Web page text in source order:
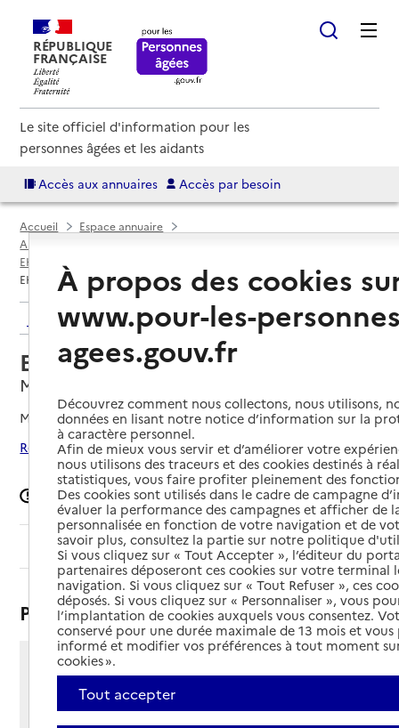
RÉPUBLIQUE
FRANÇAISE
Le site officiel d'information pour les
personnes âgées et les aidants
Accès aux annuaires Accès par besoin
Accueil
Espace annuaire
Annuaire EHPAD et maisons de retraite
EHPAD par département
EHPAD Les couleurs du temps
Retour aux résultats de l'annuaire
EHPAD Les couleurs du temps
Montpellier, HERAULT
Mis à jour le06/05/2026
Rechercher les établissements autour de Montpellier
Signaler une erreur
Sommaire
Présentation
728 avenue de la Réglisse
34000 - Montpellier
Voir itinéraire
À propos des cookies
www.pour-les-
agees.gouv.fr
Découvrez comment nous collectons, nous utilisons,
données en lisant notre notice d’information sur la
à caractère personnel.
Afin de mieux vous servir et d’améliorer votre
nous utilisons des traceurs et des cookies destinés à
statistiques, vous faire profiter pleinement des
Des cookies sont utilisés dans le cadre de campagne
évaluer la performance des campagnes et afficher de
personnalisée en fonction de votre navigation et de
savoir plus, consultez la partie sur notre politique
Si vous cliquez sur « Tout Accepter », l’éditeur du
partenaires déposeront ces cookies sur votre terminal
navigation. Si vous cliquez sur « Tout Refuser », ces
déposés. Si vous cliquez sur « Personnaliser », vous
l’implantation de cookies auxquels vous consentez.
conservé pour une durée maximale de 13 mois et
informé et modifier vos préférences à tout moment
cookies ».
Tout accepter